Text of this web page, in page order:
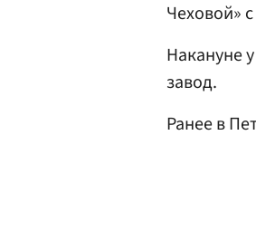
Чеховой»
Накануне у
завод.
Ранее в